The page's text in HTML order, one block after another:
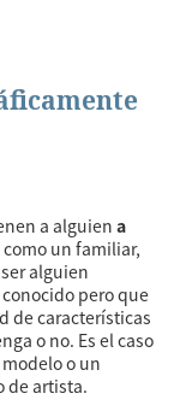
a alguiena
un familiar,
alguien
pero que
de características
o no. Es el caso
o un
de artista.